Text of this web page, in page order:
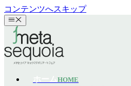
コンテンツへスキップ
HOME